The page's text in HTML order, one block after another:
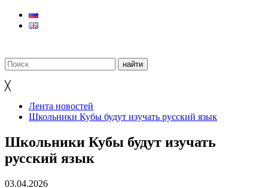
╳
Лента новостей
Школьники Кубы будут изучать русский язык
Школьники Кубы будут изучать
русский язык
03.04.2026